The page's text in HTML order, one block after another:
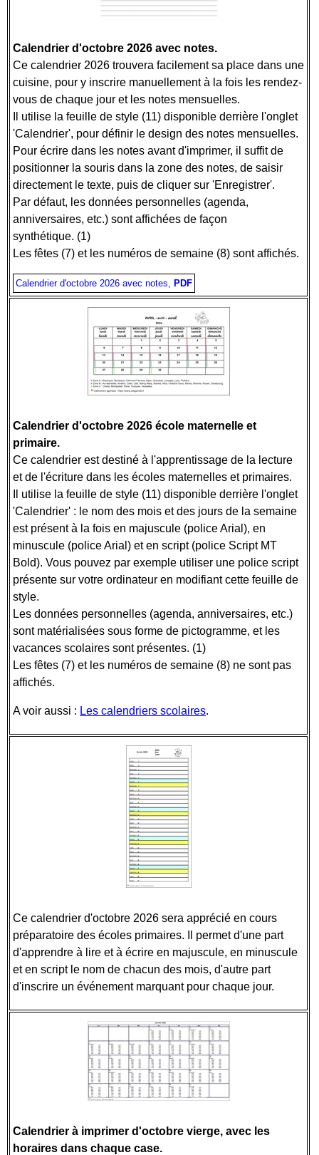
Calendrier d'octobre 2026 avec notes.
Ce calendrier 2026 trouvera facilement sa place dans une
cuisine, pour y inscrire manuellement à la fois les rendez-
vous de chaque jour et les notes mensuelles.
Il utilise la feuille de style (11) disponible derrière l'onglet
'Calendrier', pour définir le design des notes mensuelles.
Pour écrire dans les notes avant d'imprimer, il suffit de
positionner la souris dans la zone des notes, de saisir
directement le texte, puis de cliquer sur 'Enregistrer'.
Par défaut, les données personnelles (agenda,
anniversaires, etc.) sont affichées de façon
synthétique. (1)
Les fêtes (7) et les numéros de semaine (8) sont affichés.
Calendrier d'octobre 2026 avec notes, PDF
Calendrier d'octobre 2026 école maternelle et
primaire.
Ce calendrier est destiné à l'apprentissage de la lecture
et de l'écriture dans les écoles maternelles et primaires.
Il utilise la feuille de style (11) disponible derrière l'onglet
'Calendrier' : le nom des mois et des jours de la semaine
est présent à la fois en majuscule (police Arial), en
minuscule (police Arial) et en script (police Script MT
Bold). Vous pouvez par exemple utiliser une police script
présente sur votre ordinateur en modifiant cette feuille de
style.
Les données personnelles (agenda, anniversaires, etc.)
sont matérialisées sous forme de pictogramme, et les
vacances scolaires sont présentes. (1)
Les fêtes (7) et les numéros de semaine (8) ne sont pas
affichés.
A voir aussi : Les calendriers scolaires.
Ce calendrier d'octobre 2026 sera apprécié en cours
préparatoire des écoles primaires. Il permet d'une part
d'apprendre à lire et à écrire en majuscule, en minuscule
et en script le nom de chacun des mois, d'autre part
d'inscrire un événement marquant pour chaque jour.
Calendrier à imprimer d'octobre vierge, avec les
horaires dans chaque case.